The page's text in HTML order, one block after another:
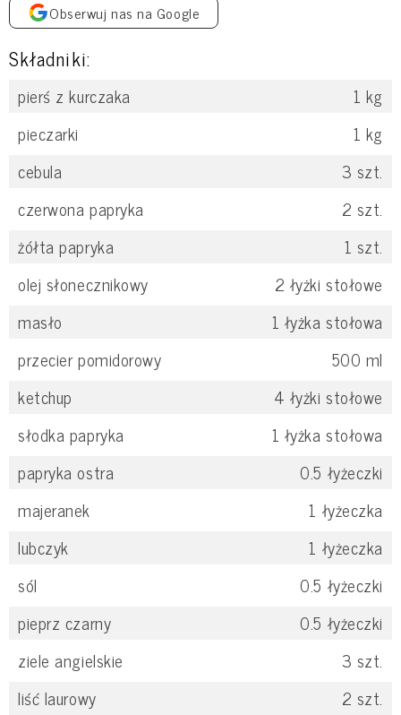
Obserwuj nas na Google
Składniki:
pierś z kurczaka 1 kg
pieczarki
1 kg
cebula
3 szt.
czerwona papryka
2 szt.
żółta papryka
1 szt.
olej słonecznikowy
2 łyżki stołowe
masło
1 łyżka stołowa
przecier pomidorowy
500 ml
ketchup
4 łyżki stołowe
słodka papryka
1 łyżka stołowa
papryka ostra
0.5 łyżeczki
majeranek
1 łyżeczka
lubczyk
1 łyżeczka
sól
0.5 łyżeczki
pieprz czarny
0.5 łyżeczki
ziele angielskie
3 szt.
liść laurowy
2 szt.